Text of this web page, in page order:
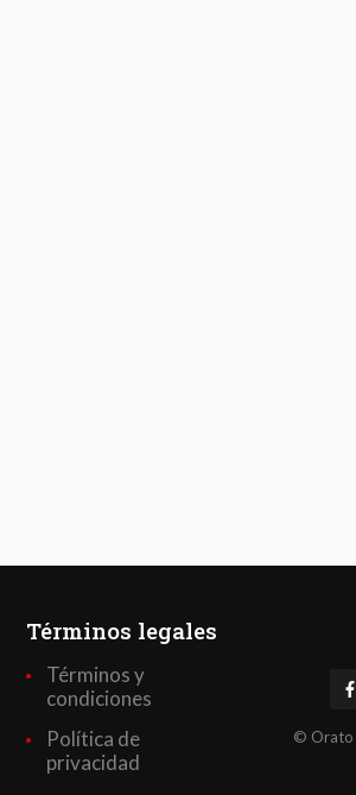
Términos legales
Términos y
condiciones
Política de
privacidad
© Orato